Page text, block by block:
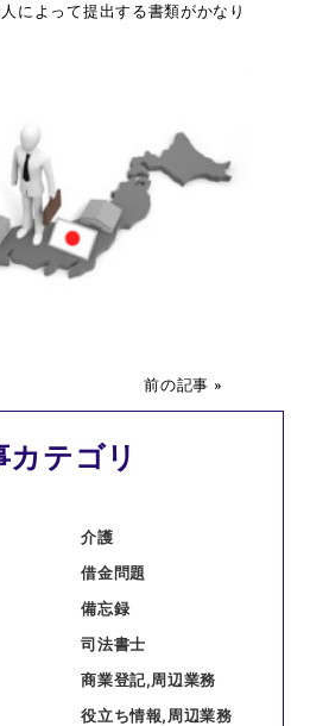
によって提出する書類がかなり
前の記事 »
カテゴリ
介護
借金問題
備忘録
司法書士
商業登記,周辺業務
役立ち情報,周辺業務